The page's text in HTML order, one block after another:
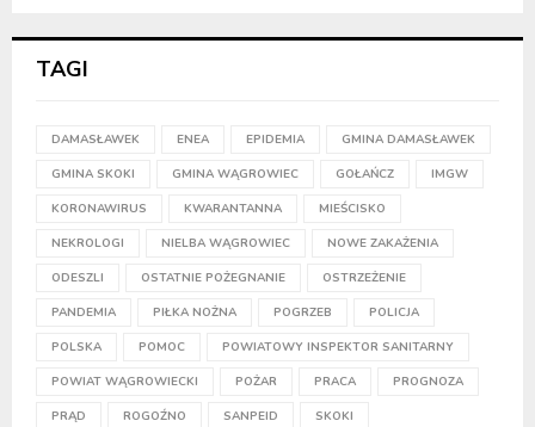
TAGI
DAMASŁAWEK ENEA EPIDEMIA GMINA DAMASŁAWEK
GMINA SKOKI GMINA WĄGROWIEC GOŁAŃCZ IMGW
KORONAWIRUS KWARANTANNA MIEŚCISKO
NEKROLOGI NIELBA WĄGROWIEC NOWE ZAKAŻENIA
ODESZLI OSTATNIE POŻEGNANIE OSTRZEŻENIE
PANDEMIA PIŁKA NOŻNA POGRZEB POLICJA
POLSKA POMOC POWIATOWY INSPEKTOR SANITARNY
POWIAT WĄGROWIECKI POŻAR PRACA PROGNOZA
PRĄD ROGOŹNO SANPEID SKOKI